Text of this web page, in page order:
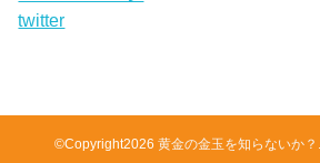
twitter
©Copyright2026 黄金の金玉を知らないか？